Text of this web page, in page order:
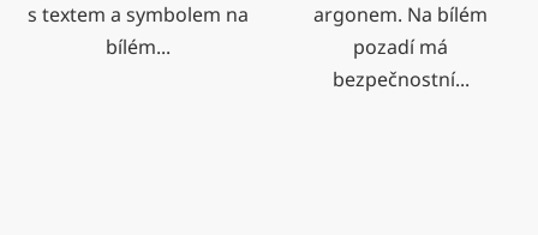
s textem a symbolem na
bílém...
argonem. Na bílém
pozadí má
bezpečnostní...